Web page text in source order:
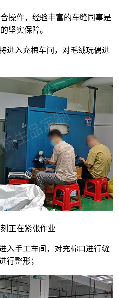
操作，经验丰富的车缝同事是
坚实保障。
进入充棉车间，对毛绒玩偶进
正在紧张作业
入手工车间，对充棉口进行缝
行整形；